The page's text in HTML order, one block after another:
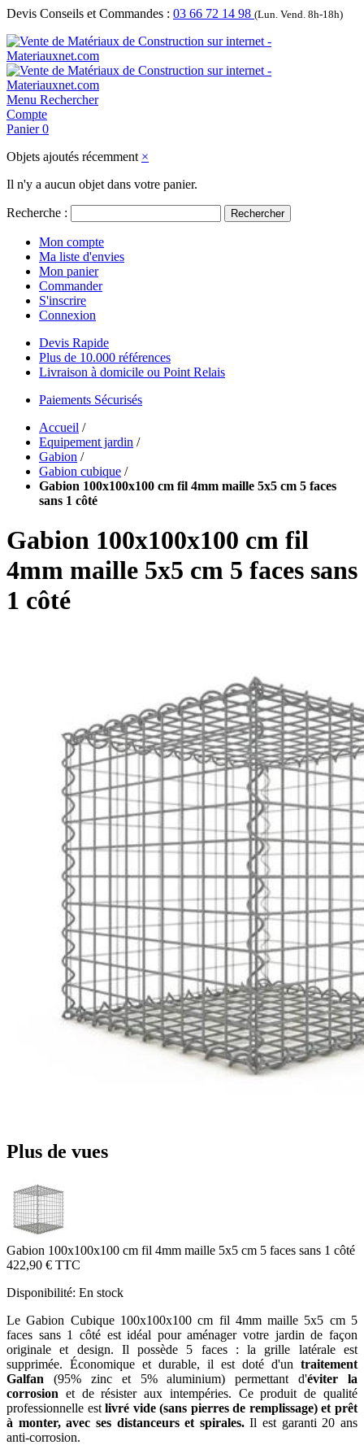
Devis Conseils et Commandes : 03 66 72 14 98 (Lun. Vend. 8h-18h)
Menu Rechercher
Compte
Panier 0
Objets ajoutés récemment ×
Il n'y a aucun objet dans votre panier.
Recherche : Rechercher
Mon compte
Ma liste d'envies
Mon panier
Commander
S'inscrire
Connexion
Devis Rapide
Plus de 10.000 références
Livraison à domicile ou Point Relais
Paiements Sécurisés
Accueil /
Equipement jardin /
Gabion /
Gabion cubique /
Gabion 100x100x100 cm fil 4mm maille 5x5 cm 5 faces
sans 1 côté
Gabion 100x100x100 cm fil
4mm maille 5x5 cm 5 faces sans
1 côté
Plus de vues
Gabion 100x100x100 cm fil 4mm maille 5x5 cm 5 faces sans 1 côté
422,90 € TTC
Disponibilité: En stock
Le Gabion Cubique 100x100x100 cm fil 4mm maille 5x5 cm 5
faces sans 1 côté est idéal pour aménager votre jardin de façon
originale et design. Il possède 5 faces : la grille latérale est
supprimée. Économique et durable, il est doté d'un traitement
Galfan (95% zinc et 5% aluminium) permettant d'éviter la
corrosion et de résister aux intempéries. Ce produit de qualité
professionnelle estlivré vide (sans pierres de remplissage) et prêt
à monter, avec ses distanceurs et spirales.Il est garanti 20 ans
anti-corrosion.